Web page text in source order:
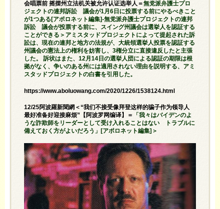
会唱票前 摇摆州立法机关被允许认证选举人＝無党派弁護士プロ
ジェクトの連邦訴訟 議会が1月6日に投票する前にやるべきこと
が1つある[アポロネット編集]-無党派弁護士プロジェクトの連邦
訴訟 議会が投票する前に、スイング州議会は選挙人を認証する
ことができる＞アミスタッドプロジェクトによって提起された訴
訟は、現在の連邦と地方の法規が、大統領選挙人投票を認証する
州議会の憲法上の権利を妨害し、3権分立に直接違反したと主張
した。 訴状はまた、12月14日の選挙人団による認証の期限は根
拠がなく、争いのある州には適用されない理由を説明する、アミ
スタッドプロジェクトの白書を引用した。
https://www.aboluowang.com/2020/1226/1538124.html
12/25阿波羅新聞網＜“我们不接受像拜登这样的骗子作为领导人
最好准备好迎接麻烦”【阿波罗网编译】＝
「我々はバイデンのよ
うな詐欺師をリーダーとして受け入れることはない トラブルに
備えておく方がよいだろう」[アポロネット編集]＞